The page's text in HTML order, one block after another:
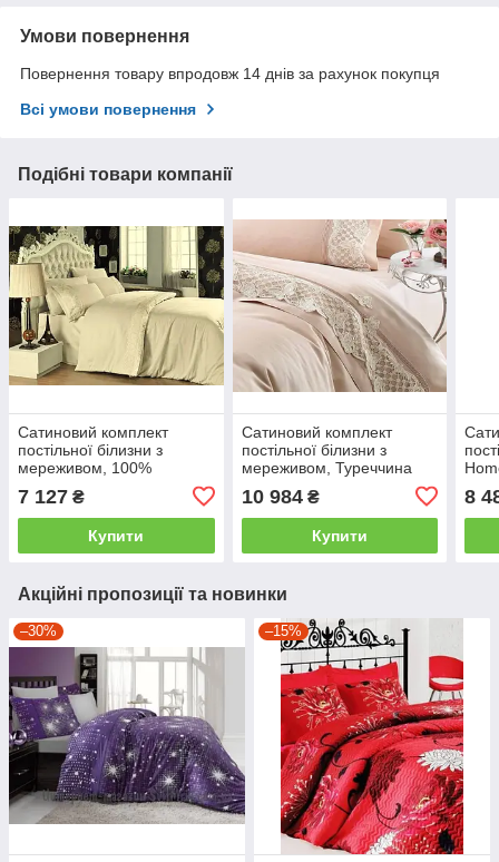
Умови повернення
Повернення товару впродовж 14 днів за рахунок покупця
Всі умови повернення
Подібні товари компанії
Сатиновий комплект
постільної білизни з
мереживом, 100%
двоспальний - євро,
бежевий
7 127 ₴
Купити
Сатиновий комплект
постільної білизни з
мереживом, Туреччина
Бежевый
10 984₴
Купити
8
Акційні пропозиції та новинки
–30% –15%